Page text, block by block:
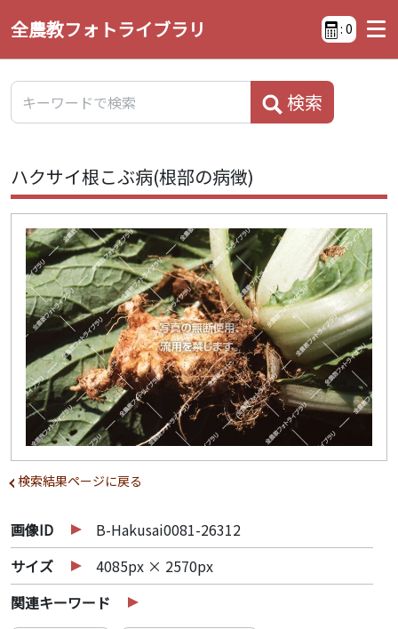
全農教フォトライブラリ : 0
検索
ハクサイ根こぶ病(根部の病徴)
検索結果ページに戻る
画像ID
B-Hakusai0081-26312
サイズ
4085px × 2570px
関連キーワード